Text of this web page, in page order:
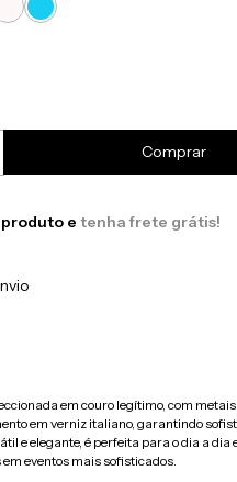
e tenha frete grátis!
em couro legítimo, com
em verniz italiano, garantindo
e elegante, é perfeita para o dia a dia
eventos mais sofisticados.